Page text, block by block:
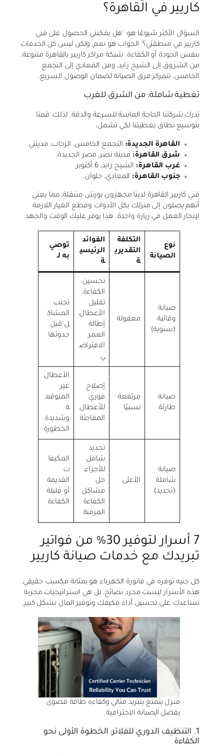
كاريير في القاهرة؟
السؤال الأكثر شيوعًا هو: ‘هل يمكنني الحصول على فني
كاريير في منطقتي؟’ الجواب هو نعم، ولكن ليس كل الخدمات
بنفس الجودة أو الكفاءة. شبكة مراكز كاريير بالقاهرة متنوعة.
من الشروق إلى الشيخ زايد، ومن المعادي إلى التجمع
الخامس، تتمركز فرق الصيانة لضمان الوصول السريع.
تغطية شاملة: من الشرق للغرب
تدرك شركتنا الحاجة الماسة للسرعة والدقة. لذلك، قمنا
بتوسيع نطاق تغطيتنا لكي تشمل:
القاهرة الجديدة: التجمع الخامس، الرحاب، مدينتي.
شرق القاهرة: مدينة نصر، مصر الجديدة.
غرب القاهرة: الشيخ زايد، 6 أكتوبر.
جنوب القاهرة: المعادي، حلوان.
فني كاريير القاهرة لدينا مجهزون بورش متنقلة، مما يعني
أنهم يصلون إلى منزلك بكل الأدوات وقطع الغيار اللازمة
لإنجاز العمل في زيارة واحدة. هذا يوفر عليك الوقت والجهد.
نوع
الصيانة
التكلفة
التقديري
ة
الفوائد
الرئيسي
ة
توصي
به لـ
صيانة
وقائية
(سنوية)
معقولة
تحسين
الكفاءة،
تقليل
الأعطال،
إطالة
العمر
الافتراض
ي
تجنب
المشاك
ل قبل
حدوثها
صيانة
طارئة
مرتفعة
نسبيًا
إصلاح
فوري
للأعطال
المفاجئة
الأعطال
غير
المتوقع
ة
وشديدة
الخطورة
صيانة
شاملة
(تجديد)
الأعلى
تجديد
شامل
للأجزاء،
حل
مشاكل
الكفاءة
المزمنة
المكيفا
ت
القديمة
أو قليلة
الكفاءة
7 أسرار لتوفير 30% من فواتير
تبريدك مع خدمات صيانة كاريير
كل جنيه توفره في فاتورة الكهرباء هو بمثابة مكسب حقيقي.
هذه الأسرار ليست مجرد نصائح، بل هي استراتيجيات مجربة
تساعدك على تحسين أداء مكيفك وتوفير المال بشكل كبير.
منزل يتمتع بتبريد مثالي وكفاءة طاقة قصوى
بفضل الصيانة الاحترافية
1. التنظيف الدوري للفلاتر: الخطوة الأولى نحو
الكفاءة